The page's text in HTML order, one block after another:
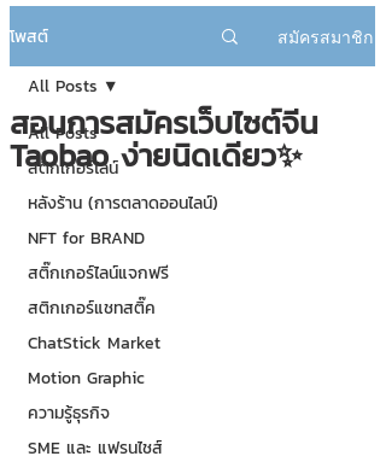
โพสต์ สมัครสมาชิก
All Posts
สติกเกอร์ไลน์
หลังร้าน (การตลาดออนไลน์)
NFT for BRAND
สติ๊กเกอร์ไลน์แจกฟรี
สติกเกอร์แชทสติ๊ค
ChatStick Market
Motion Graphic
ความรู้ธุรกิจ
SME และ แฟรนไชส์
All Posts
สอนการสมัครเว็บไซต์จีน
Taobao ง่ายนิดเดียว✨